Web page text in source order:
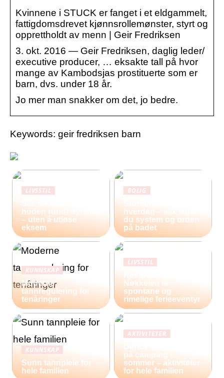
Kvinnene i STUCK er fanget i et eldgammelt,
fattigdomsdrevet kjønnsrollemønster, styrt og
opprettholdt av menn | Geir Fredriksen
3. okt. 2016 — Geir Fredriksen, daglig leder/
executive producer, … eksakte tall på hvor
mange av Kambodsjas prostituerte som er
barn, dvs. under 18 år.
Jo mer man snakker om det, jo bedre.
Keywords: geir fredriksen barn
LIVSSTIL
huden rundt øynene
– uten å utløse
eksem
BOLIG
hverdag – slik lager
du system og orden
på badet
KUNNSKAP
Moderne
tannregulering for
tenåringer
LIVSSTIL
Nøkkelen til
spontane og
rimelige ferieeventyr
KUNNSKAP
Sunn tannpleie for
hele familien
AKTIVITETER
på camping i
sommer – aktiviteter
for hele familien